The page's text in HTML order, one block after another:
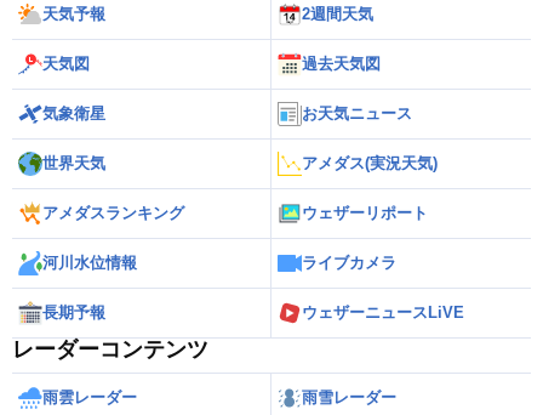
天気予報 2週間天気
天気図 過去天気図
気象衛星 お天気ニュース
世界天気 アメダス(実況天気)
アメダスランキング ウェザーリポート
河川水位情報 ライブカメラ
長期予報 ウェザーニュースLiVE
レーダーコンテンツ
雨雲レーダー 雨雪レーダー